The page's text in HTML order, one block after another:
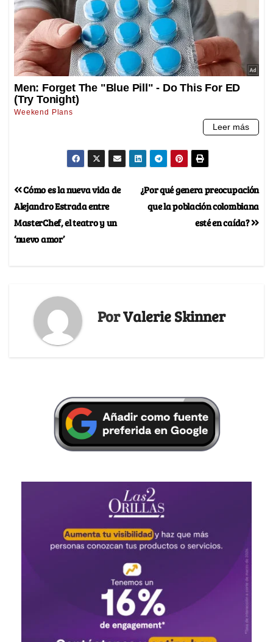
¿Por qué genera preocupación
que la población colombiana
esté en caída?
Cómo es la nueva vida de
Alejandro Estrada entre
MasterChef, el teatro y un
‘nuevo amor’
PorValerie Skinner